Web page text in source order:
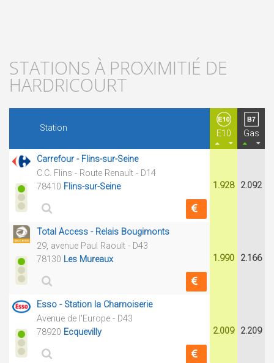
STATIONS À PROXIMITIÉ DE
HARDRICOURT
Station
E10 Gas
Carrefour - Flins-sur-Seine
C.C. Flins - Route Renault - D14
78410 Flins-sur-Seine 1.928 2.092
Total Access - Relais Bougimonts
29, avenue Paul Raoult - D43
78130 Les Mureaux 1.990 2.166
Esso - Station la Chamoiserie
Avenue de l'Europe - D43
78920 Ecquevilly 2.009 2.209